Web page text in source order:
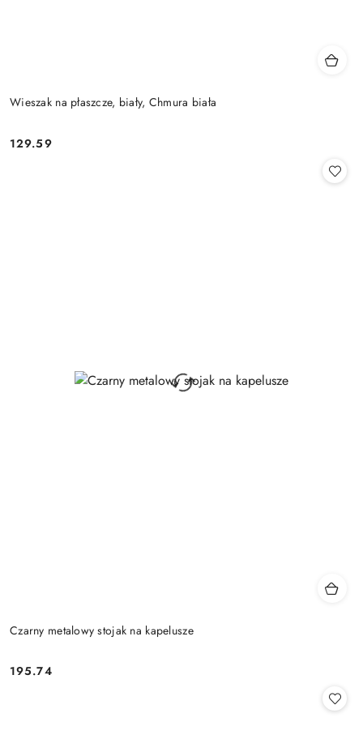
Wieszak na płaszcze, biały, Chmura biała
Cena:
129.59
Czarny metalowy stojak na kapelusze
Cena:
195.74